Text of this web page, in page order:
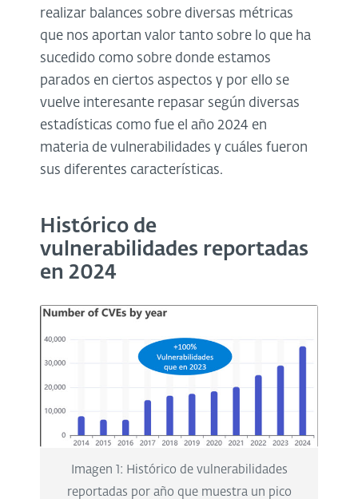
realizar balances sobre diversas métricas
que nos aportan valor tanto sobre lo que ha
sucedido como sobre donde estamos
parados en ciertos aspectos y por ello se
vuelve interesante repasar según diversas
estadísticas como fue el año 2024 en
materia de vulnerabilidades y cuáles fueron
sus diferentes características.
Histórico de
vulnerabilidades reportadas
en 2024
Imagen 1: Histórico de vulnerabilidades
reportadas por año que muestra un pico